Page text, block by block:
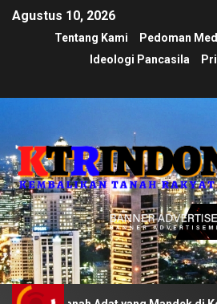
Agustus 10, 2026
Tentang Kami Pedoman
Ideologi Pancasila